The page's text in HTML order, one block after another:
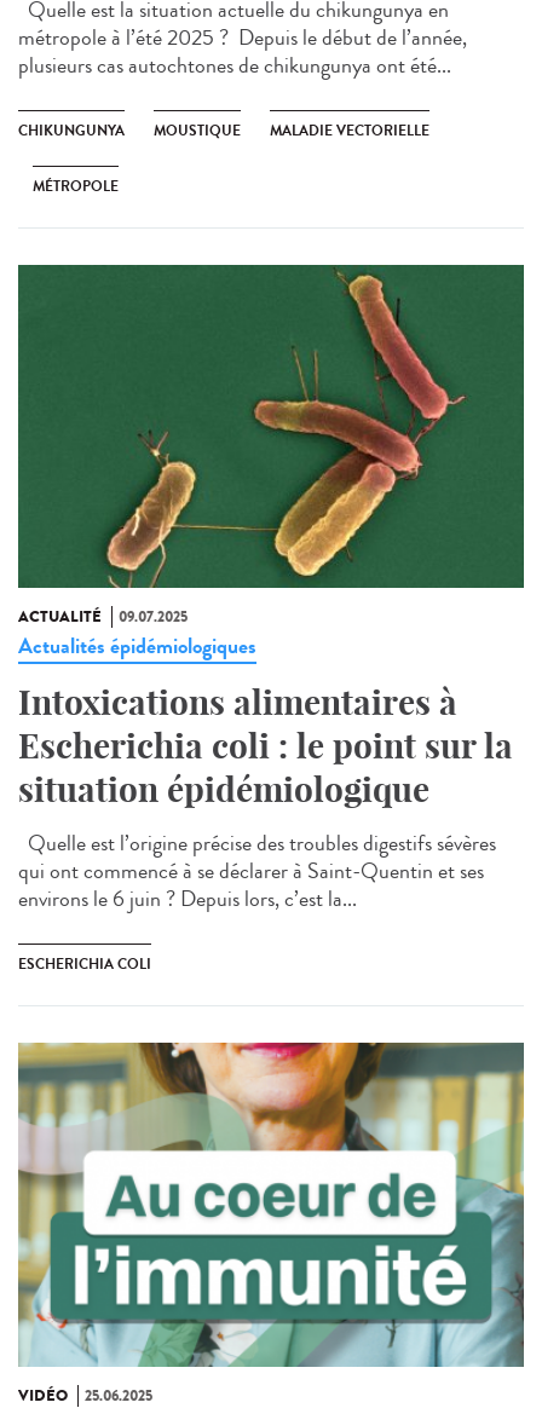
Quelle est la situation actuelle du chikungunya en
métropole à l’été 2025 ? Depuis le début de l’année,
plusieurs cas autochtones de chikungunya ont été...
CHIKUNGUNYA MOUSTIQUE MALADIE VECTORIELLE
MÉTROPOLE
ACTUALITÉ 09.07.2025
Actualités épidémiologiques
Intoxications alimentaires à
Escherichia coli : le point sur la
situation épidémiologique
Quelle est l’origine précise des troubles digestifs sévères
qui ont commencé à se déclarer à Saint-Quentin et ses
environs le 6 juin ? Depuis lors, c’est la...
ESCHERICHIA COLI
VIDÉO 25.06.2025